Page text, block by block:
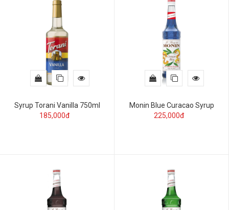
Syrup Torani Vanilla 750ml
185,000đ
Monin Blue Curacao Syrup
225,000đ